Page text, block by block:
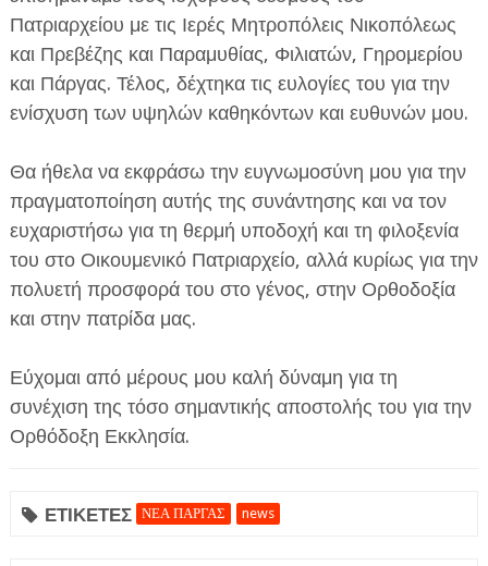
Πατριαρχείου με τις Ιερές Μητροπόλεις Νικοπόλεως
και Πρεβέζης και Παραμυθίας, Φιλιατών, Γηρομερίου
και Πάργας. Τέλος, δέχτηκα τις ευλογίες του για την
ενίσχυση των υψηλών καθηκόντων και ευθυνών μου.
Θα ήθελα να εκφράσω την ευγνωμοσύνη μου για την
πραγματοποίηση αυτής της συνάντησης και να τον
ευχαριστήσω για τη θερμή υποδοχή και τη φιλοξενία
του στο Οικουμενικό Πατριαρχείο, αλλά κυρίως για την
πολυετή προσφορά του στο γένος, στην Ορθοδοξία
και στην πατρίδα μας.
Εύχομαι από μέρους μου καλή δύναμη για τη
συνέχιση της τόσο σημαντικής αποστολής του για την
Ορθόδοξη Εκκλησία.
ΕΤΙΚΕΤΕΣ ΝΕΑ ΠΑΡΓΑΣ news